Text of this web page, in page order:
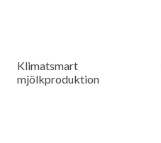
Klimatsmart
mjölkproduktion